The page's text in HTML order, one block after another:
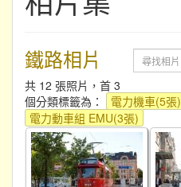
鐵路相片
共 12 張照片，首 3
個分類標籤為：
電力機車(5張)
電力動車組 EMU(3張)